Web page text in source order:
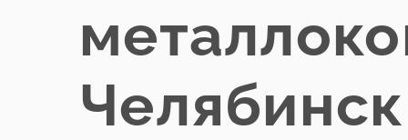
Челябинск